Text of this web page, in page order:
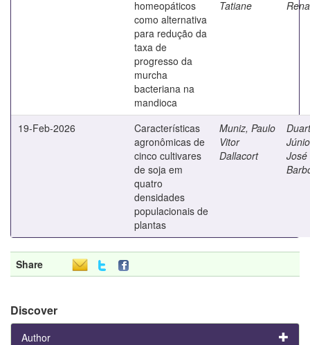
homeopáticos
como alternativa
para redução da
taxa de
progresso da
murcha
bacteriana na
mandioca
Tatiane
19-Feb-2026
Características
agronômicas de
cinco cultivares
de soja em
quatro
densidades
populacionais de
plantas
Muniz, Paulo
Vitor
Dallacort
José
Share
Discover
Author